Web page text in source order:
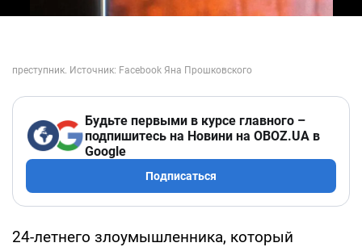
Будьте первыми в курсе главного –
подпишитесь на Новини на OBOZ.UA в
Google
Подписаться
24-летнего злоумышленника, который